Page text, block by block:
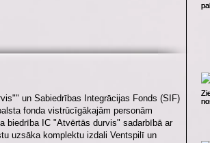
un Sabiedrības Integrācijas Fonds (SIF)
fonda vistrūcīgākajām personām
biedrība IC "Atvērtās durvis" sadarbībā ar
uzsāka komplektu izdali Ventspilī un